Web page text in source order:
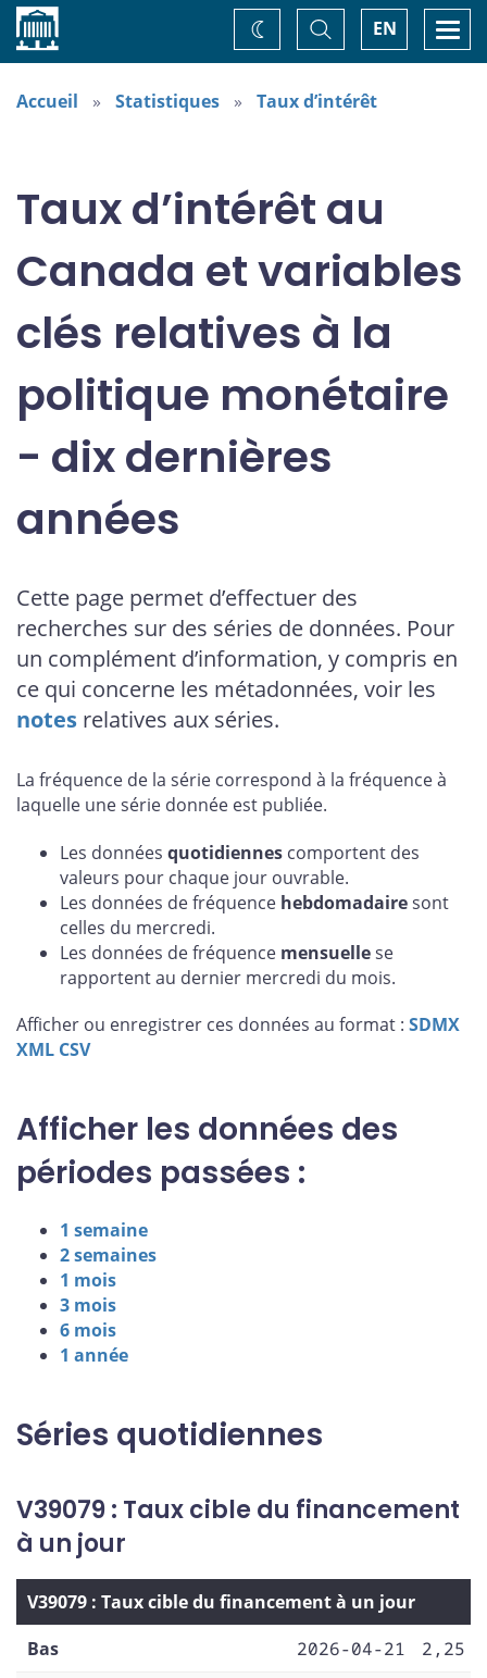
Accueil EN
Basculer
la
recherche
Changez
de
thème
Accueil Statistiques Taux d’intérêt
Taux d’intérêt au
Canada et variables
clés relatives à la
politique monétaire
- dix dernières
années
Cette page permet d’effectuer des
recherches sur des séries de données. Pour
un complément d’information, y compris en
ce qui concerne les métadonnées, voir les
notes relatives aux séries.
La fréquence de la série correspond à la fréquence à
laquelle une série donnée est publiée.
Les données quotidiennes comportent des
valeurs pour chaque jour ouvrable.
Les données de fréquence hebdomadairesont
celles du mercredi.
Les données de fréquence mensuellese
rapportent au dernier mercredi du mois.
Afficher ou enregistrer ces données au format : SDMX
XML CSV
Afficher les données des
périodes passées :
1 semaine
2 semaines
1 mois
3 mois
6 mois
1 année
Séries quotidiennes
V39079 : Taux cible du financement
à un jour
V39079 : Taux cible du financement à un jour
Bas
2026-04-21
2,25